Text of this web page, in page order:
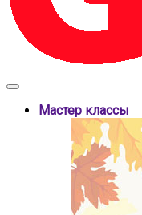
Мастер классы